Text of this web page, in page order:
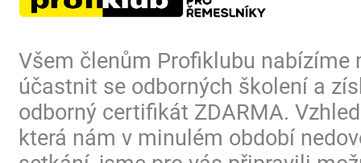
Všem členům Profiklubu nabízíme
účastnit se odborných školení a
odborný certifikát ZDARMA.
která nám v minulém období